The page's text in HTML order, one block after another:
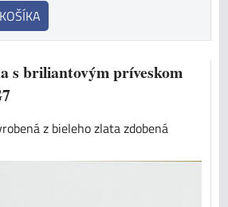
s briliantovým príveskom
z bieleho zlata zdobená